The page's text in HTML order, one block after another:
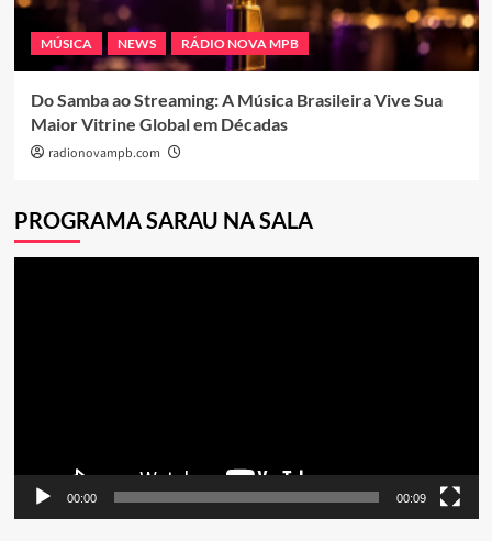
MÚSICA NEWS RÁDIO NOVA MPB
Do Samba ao Streaming: A Música Brasileira Vive Sua
Maior Vitrine Global em Décadas
radionovampb.com
PROGRAMA SARAU NA SALA
00:00 00:09